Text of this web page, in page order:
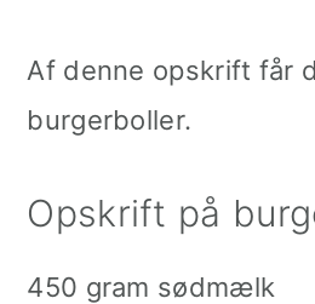
Af denne opskrift får
burgerboller.
Opskrift på
450 gram sødmælk